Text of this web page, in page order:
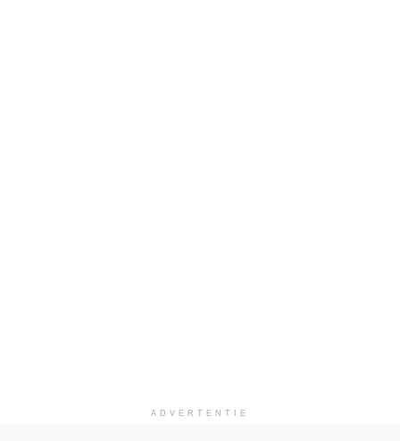
ADVERTENTIE